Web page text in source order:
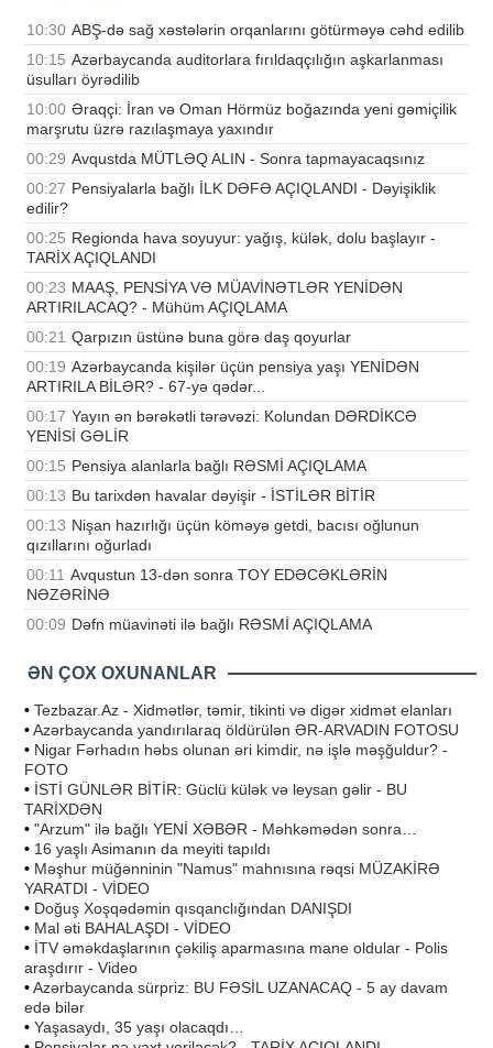
10:30 ABŞ-də sağ xəstələrin orqanlarını götürməyə cəhd edilib
10:15 Azərbaycanda auditorlara fırıldaqçılığın aşkarlanması
üsulları öyrədilib
10:00 Əraqçi: İran və Oman Hörmüz boğazında yeni gəmiçilik
marşrutu üzrə razılaşmaya yaxındır
00:29 Avqustda MÜTLƏQ ALIN - Sonra tapmayacaqsınız
00:27 Pensiyalarla bağlı İLK DƏFƏ AÇIQLANDI - Dəyişiklik
edilir?
00:25 Regionda hava soyuyur: yağış, külək, dolu başlayır -
TARİX AÇIQLANDI
00:23 MAAŞ, PENSİYA VƏ MÜAVİNƏTLƏR YENİDƏN
ARTIRILACAQ? - Mühüm AÇIQLAMA
00:21 Qarpızın üstünə buna görə daş qoyurlar
00:19 Azərbaycanda kişilər üçün pensiya yaşı YENİDƏN
ARTIRILA BİLƏR? - 67-yə qədər...
00:17 Yayın ən bərəkətli tərəvəzi: Kolundan DƏRDİKCƏ
YENİSİ GƏLİR
00:15 Pensiya alanlarla bağlı RƏSMİ AÇIQLAMA
00:13 Bu tarixdən havalar dəyişir - İSTİLƏR BİTİR
00:13 Nişan hazırlığı üçün köməyə getdi, bacısı oğlunun
qızıllarını oğurladı
00:11 Avqustun 13-dən sonra TOY EDƏCƏKLƏRİN
NƏZƏRİNƏ
00:09 Dəfn müavinəti ilə bağlı RƏSMİ AÇIQLAMA
ƏN ÇOX OXUNANLAR
• Tezbazar.Az - Xidmətlər, təmir, tikinti və digər xidmət elanları
•Azərbaycanda yandırılaraq öldürülən ƏR-ARVADIN FOTOSU
• Nigar Fərhadın həbs olunan əri kimdir, nə işlə məşğuldur? -
FOTO
• İSTİ GÜNLƏR BİTİR: Güclü külək və leysan gəlir - BU
TARİXDƏN
• "Arzum" ilə bağlı YENİ XƏBƏR - Məhkəmədən sonra…
• 16 yaşlı Asimanın da meyiti tapıldı
• Məşhur müğənninin "Namus" mahnısına rəqsi MÜZAKİRƏ
YARATDI - VİDEO
• Doğuş Xoşqədəmin qısqanclığından DANIŞDI
• Mal əti BAHALAŞDI - VİDEO
• İTV əməkdaşlarının çəkiliş aparmasına mane oldular - Polis
araşdırır - Video
•Azərbaycanda sürpriz: BU FƏSİL UZANACAQ - 5 ay davam
edə bilər
• Yaşasaydı, 35 yaşı olacaqdı…